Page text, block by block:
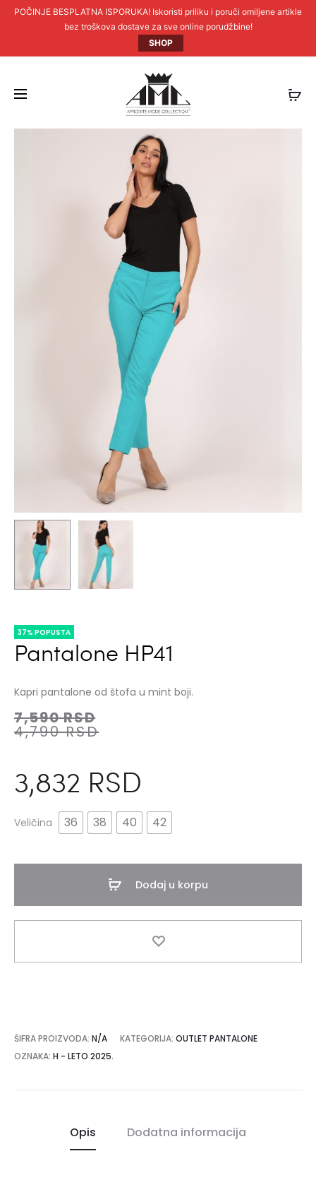
POČINJE BESPLATNA ISPORUKA! Iskoristi priliku i poruči omiljene artikle
bez troškova dostave za sve online porudžbine!
SHOP
37% POPUSTA
Pantalone HP41
Kapri pantalone od štofa u mint boji.
7,590RSD
4,790RSD
3,832 RSD
Veličina 36 38 40 42
Dodaj u korpu
ŠIFRA PROIZVODA: N/A KATEGORIJA: OUTLET PANTALONE
OZNAKA: H - LETO 2025.
Opis Dodatna informacija